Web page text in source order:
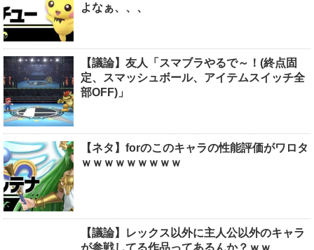
よなぁ、、、
【議論】友人「スマブラやるで～！(終点固
定、スマッシュボール、アイテムスイッチ全
部OFF)」
【ネタ】forのこのキャラの性能評価がワロタ
ｗｗｗｗｗｗｗｗｗ
【議論】レックス以外に主人公以外のキャラ